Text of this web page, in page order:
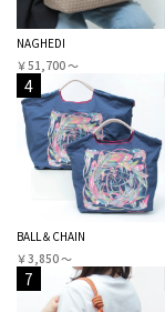
NAGHEDI
￥51,700 〜
4
BALL＆CHAIN
￥3,850 〜
7